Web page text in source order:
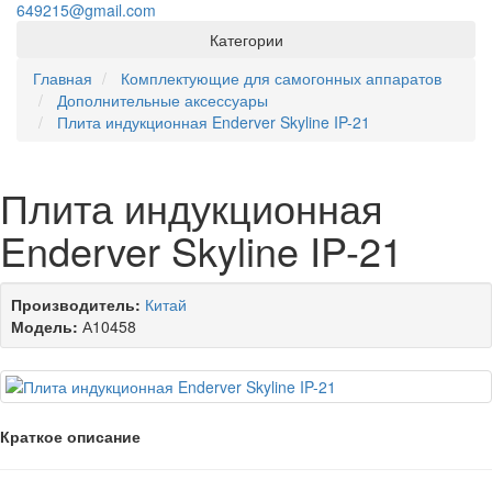
649215@gmail.com
Категории
Главная
Комплектующие для самогонных аппаратов
Дополнительные аксессуары
Плита индукционная Enderver Skyline IP-21
Плита индукционная
Enderver Skyline IP-21
Производитель: Китай
Модель: А10458
Краткое описание